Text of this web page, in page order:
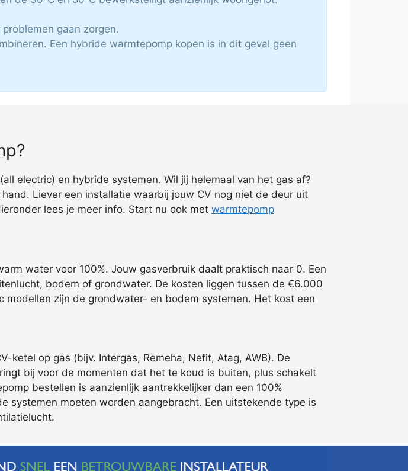
gaan zorgen.
Een hybride warmtepomp kopen is in dit geval geen
electric) en hybride systemen. Wil jij helemaal van het gas af?
Liever een installatie waarbij jouw CV nog niet de deur uit
lees je meer info. Start nu ook met warmtepomp
water voor 100%. Jouw gasverbruik daalt praktisch naar 0. Een
bodem of grondwater. De kosten liggen tussen de €6.000
zijn de grondwater- en bodem systemen. Het kost een
ketel op gas (bijv. Intergas, Remeha, Nefit, Atag, AWB). De
bij voor de momenten dat het te koud is buiten, plus schakelt
bestellen is aanzienlijk aantrekkelijker dan een 100%
systemen moeten worden aangebracht. Een uitstekende type is